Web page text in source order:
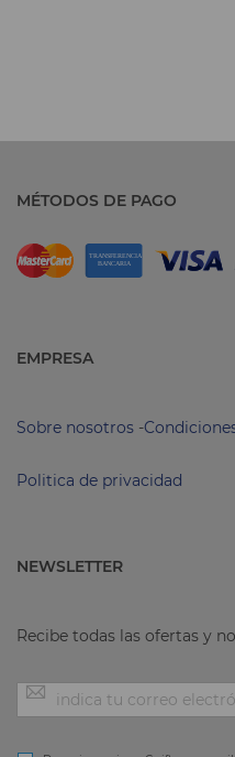
MÉTODOS DE PAGO
EMPRESA
Sobre nosotros -
Politica de privacidad
NEWSLETTER
Recibe todas las ofertas y
Inscríbase
a